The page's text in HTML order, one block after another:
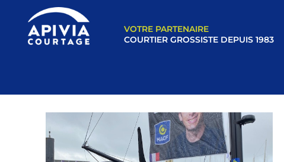
VOTRE PARTENAIRE
COURTIER GROSSISTE DEPUIS 1983